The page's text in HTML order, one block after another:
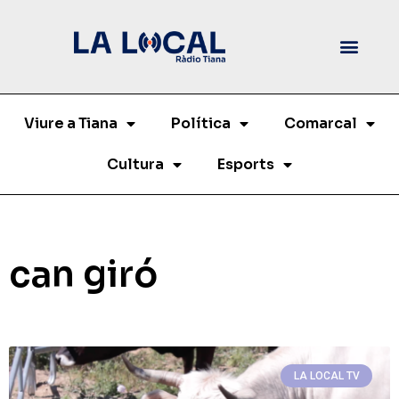
Viure a Tiana Política Comarcal
Cultura Esports
can giró
LA LOCAL TV